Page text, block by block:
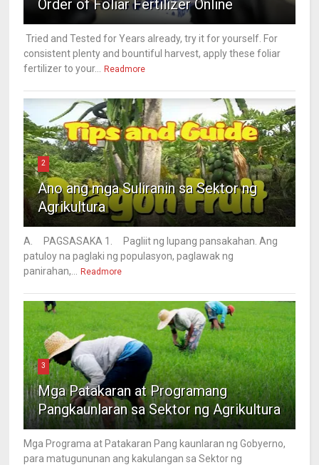
Order of Foliar Fertilizer Online
Tried and Tested for Years already, try it for yourself. For
consistent plenty and bountiful harvest, apply these foliar
fertilizer to your...
Readmore
2
Ano ang mga Suliranin sa Sektor ng
Agrikultura
A. PAGSASAKA 1. Pagliit ng lupang pansakahan. Ang
patuloy na paglaki ng populasyon, paglawak ng
panirahan,...
Readmore
3
Mga Patakaran at Programang
Pangkaunlaran sa Sektor ng Agrikultura
Mga Programa at Patakaran Pang kaunlaran ng Gobyerno,
para matugununan ang kakulangan sa Sektor ng